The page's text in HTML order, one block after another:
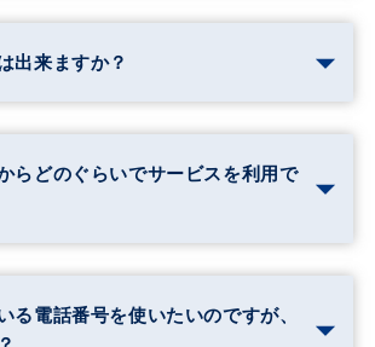
出来ますか？
らどのぐらいでサービスを利用で
る電話番号を使いたいのですが、